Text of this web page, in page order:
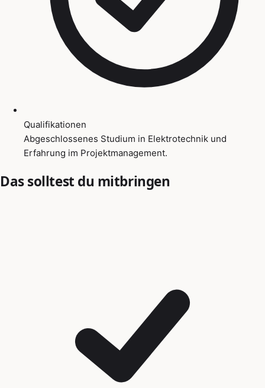
Qualifikationen
Abgeschlossenes Studium in Elektrotechnik und
Erfahrung im Projektmanagement.
Das solltest du mitbringen